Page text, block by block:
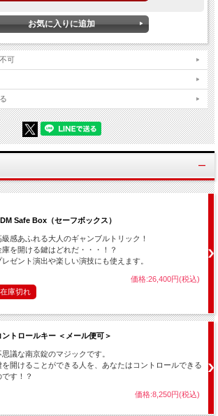
ここにつまっています！
こぼさずにグラスを振り回す方法、ビリヤードで行う
ジのお金を一切触れずにかすめ取る方法、コインを必
とし方、10ドル札を14ドルで売る方法など。
いますか？ 賭ける？
“引っかけネタ”を、マジシャンでありベリーダンサー
ロア・ギャンブラー、敏腕セールスマン、レーサー、
でもあるダン・ハーランが大解説！
収集、創作してきた詐術のすべてを大公開します！
： グラスに触れずに中身を飲む方法
： 相手のポケットの小銭を当てる
ト： ショットよりも速くジョッキを飲み干す
中身をこぼさずグラスを振り回す
ト： 人の座った椅子を片手で持ち上げる！？
シックなショット・グラス・パズル
クス： 物理を利用してグラスの中身を入れ替える
動作なのに絶対にマネできない！
ション： グラスのフチにコインを４枚重ねるパズル
なに慎重に持ち上げても中身をこぼしてしまう！？
： ビリヤードのプロも騙してしまうショット
バコを使ったビリヤード・スタント
イテクニックに見えるビリヤード・ショット
どんなタフガイにも勝てる、キューを使った力比べ
普通なら不可能な位置のボールを１打でポケット
ボールズ： 当たりっこない位置のボールに当てる！
ター： ボールでコインを弾きグラスに入れる！
可
Safe Box（セーフボックス）
級感あふれる大人のギャンブルトリック！
庫を開ける鍵はどれだ・・・！？
レゼント演出や楽しい演技にも使えます。
価格:26,400円(税込)
在庫切れ
ントロールキー ＜メール便可＞
思議な南京錠のマジックです。
を開けることができる人を、あなたはコントロールできる
です！？
価格:8,250円(税込)